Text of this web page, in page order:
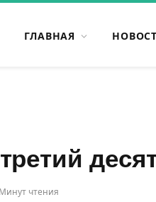
ГЛАВНАЯ
чтения